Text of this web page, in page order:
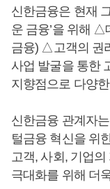
신한금융은 현재
운 금융’을 위해 △
금융) △고객의 권
사업 발굴을 통한
지향점으로 다양
신한금융 관계자
털금융 혁신을 위
고객, 사회, 기업
극대화를 위해 더